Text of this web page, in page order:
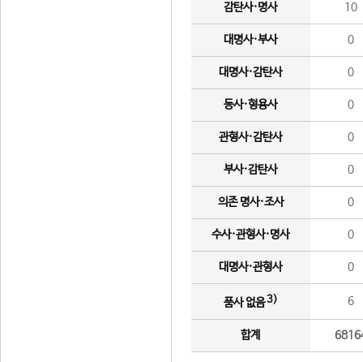
감탄사·명사 10
대명사·부사 0
대명사·감탄사 0
동사·형용사 0
관형사·감탄사 0
부사·감탄사 0
의존 명사·조사 0
수사·관형사·명사 0
대명사·관형사 0
품사 없음3) 6
합계